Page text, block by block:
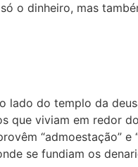
o dinheiro, mas
lado do templo da
que viviam em redor
“admoestação” e
se fundiam os